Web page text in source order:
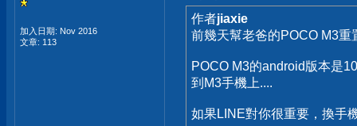
加入日期: Nov 2016
文章: 113
作者jiaxie
前幾天幫老爸的POCO M3
POCO M3的android版本是
到M3手機上....
如果LINE對你很重要，換手